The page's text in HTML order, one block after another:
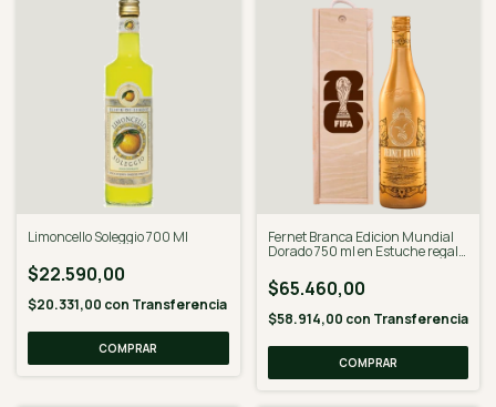
Limoncello Soleggio 700 Ml
$22.590,00
$20.331,00 con Transferencia
Fernet Branca Edicion Mundial
Dorado 750 ml en Estuche regalo
$65.460,00
$58.914,00 con Transferencia